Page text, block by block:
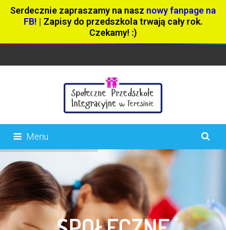
Serdecznie zapraszamy na nasz nowy fanpage na
FB! | Zapisy do przedszkola trwają cały rok.
Czekamy! :)
Menu